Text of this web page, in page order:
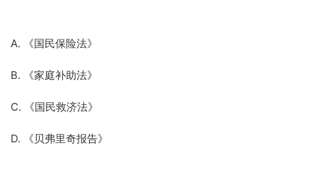
A. 《国民保险法》
B. 《家庭补助法》
C. 《国民救济法》
D. 《贝弗里奇报告》